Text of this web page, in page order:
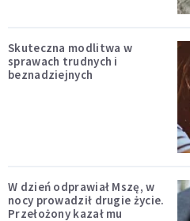
Skuteczna modlitwa w
sprawach trudnych i
beznadziejnych
W dzień odprawiał Mszę, w
nocy prowadził drugie życie.
Przełożony kazał mu